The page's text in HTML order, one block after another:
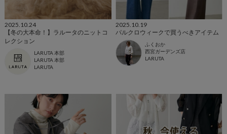
2025.10.24
【冬の大本命！】ラルータのニットコ
レクション
LARUTA 本部
LARUTA 本部
LARUTA
2025.10.19
パルクロウィークで買うべきアイテム
ふくおか
西宮ガーデンズ店
LARUTA